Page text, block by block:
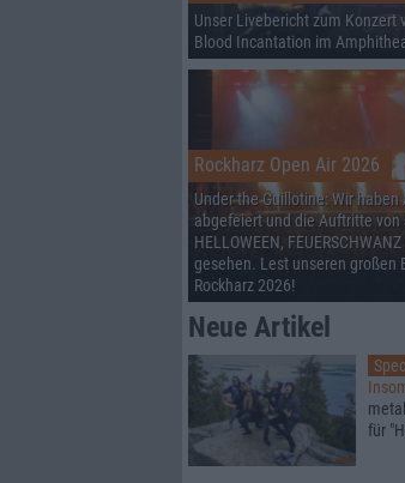
Unser Livebericht zum Konzert
Blood Incantation im
Rockharz Open Air 2026
Under the Guillotine: Wir haben
abgefeiert und die Auftritte von
HELLOWEEN,
gesehen. Lest unseren großen
Rockharz 2026!
Neue Artikel
für